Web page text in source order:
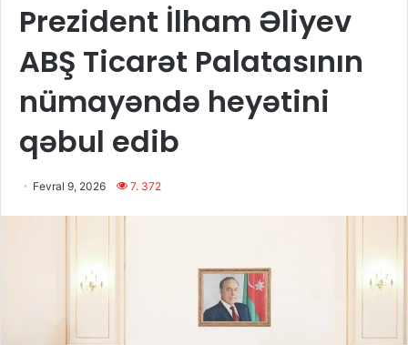
Prezident İlham Əliyev
ABŞ Ticarət Palatasının
nümayəndə heyətini
qəbul edib
Fevral 9, 2026 7. 372